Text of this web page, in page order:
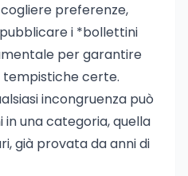
preferenze,
i *bollettini
per garantire
certe.
incongruenza può
una categoria, quella
già provata da anni di